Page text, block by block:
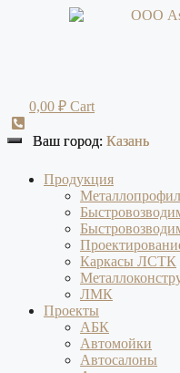
0,00 ₽ Cart
Продукция
Каркасы ЛСТК
ЛМК
Проекты
АБК
Автомойки
Автосалоны
Ваш город: Казань
Ваш город: Казань